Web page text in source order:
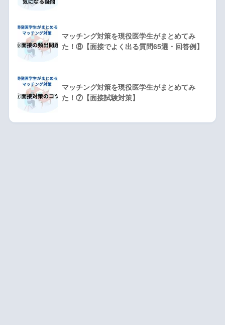
マッチング対策を現役医学生がまとめてみ
た！⑧【面接でよく出る質問65選・回答例】
マッチング対策を現役医学生がまとめてみ
た！⑦【面接試験対策】